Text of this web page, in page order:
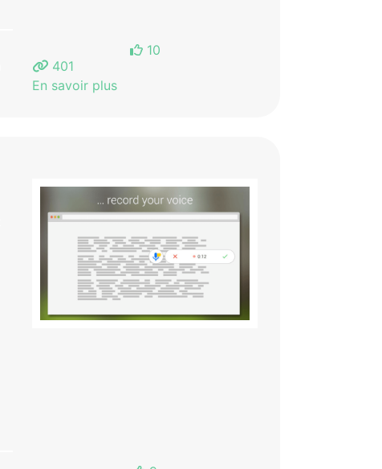
10
401
En savoir plus